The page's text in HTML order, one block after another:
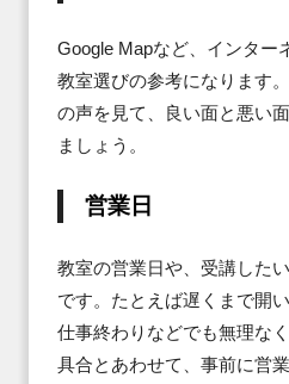
Google Mapなど、インター
教室選びの参考になります
の声を見て、良い面と悪い
ましょう。
営業⽇
教室の営業日や、受講した
です。たとえば遅くまで開
仕事終わりなどでも無理な
具合とあわせて、事前に営